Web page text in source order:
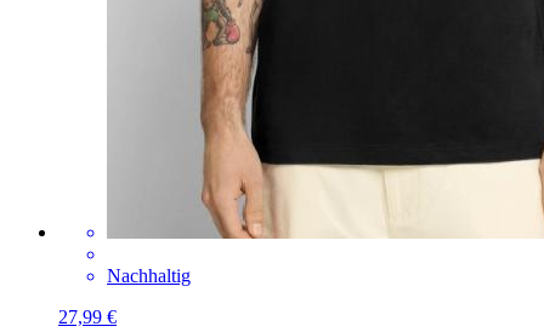
Nachhaltig
27,99 €